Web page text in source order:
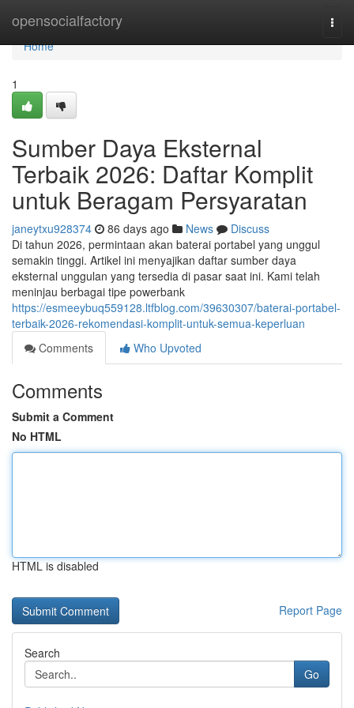
opensocialfactory
Home
Home
1
Sumber Daya Eksternal
Terbaik 2026: Daftar Komplit
untuk Beragam Persyaratan
janeytxu928374 86 days ago News
Discuss
Di tahun 2026, permintaan akan baterai portabel yang unggul
semakin tinggi. Artikel ini menyajikan daftar sumber daya
eksternal unggulan yang tersedia di pasar saat ini. Kami telah
meninjau berbagai tipe powerbank
https://esmeeybuq559128.ltfblog.com/39630307/baterai-portabel-
terbaik-2026-rekomendasi-komplit-untuk-semua-keperluan
Comments
Who Upvoted
Comments
Submit a Comment
No HTML
HTML is disabled
Report Page
Search
Go